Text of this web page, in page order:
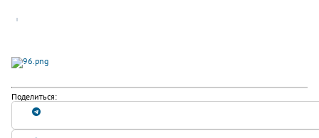
Поделиться: